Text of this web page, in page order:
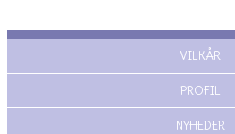
VILKÅR
PROFIL
NYHEDER